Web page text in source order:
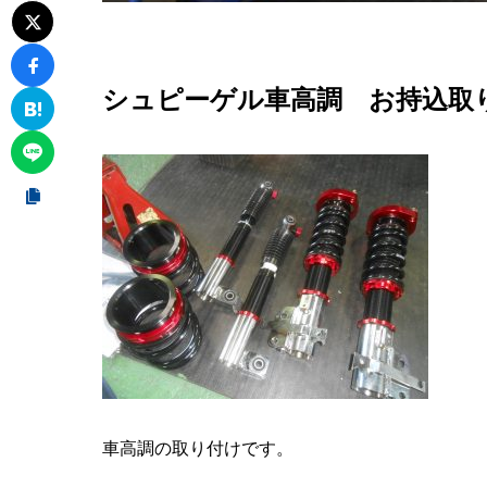
シュピーゲル車高調 お持込取
車高調の取り付けです。